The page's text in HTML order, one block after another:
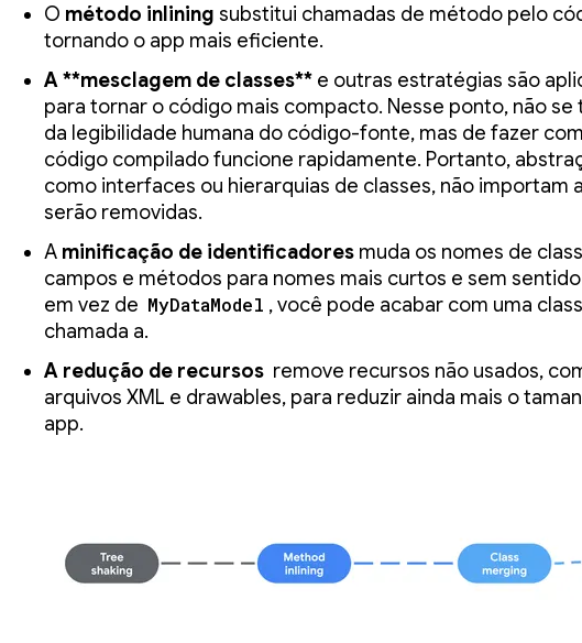
O método inlining substitui chamadas de método pelo
tornando o app mais eficiente.
A **mesclagem de classes** e outras estratégias são
para tornar o código mais compacto. Nesse ponto, não se
da legibilidade humana do código-fonte, mas de fazer
código compilado funcione rapidamente. Portanto,
como interfaces ou hierarquias de classes, não importam
serão removidas.
A minificação de identificadores muda os nomes de
campos e métodos para nomes mais curtos e sem
em vez de MyDataModel , você pode acabar com uma
chamada a.
A redução de recursos remove recursos não usados,
arquivos XML e drawables, para reduzir ainda mais o
app.